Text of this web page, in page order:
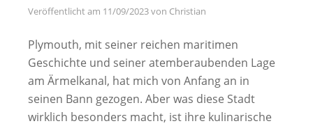
Veröffentlicht am 11/09/2023von Christian
Plymouth, mit seiner reichen maritimen
Geschichte und seiner atemberaubenden Lage
am Ärmelkanal, hat mich von Anfang an in
seinen Bann gezogen. Aber was diese Stadt
wirklich besonders macht, ist ihre kulinarische